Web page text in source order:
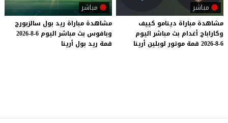
مباشر
مشاهدة مباراة دينامو كييف
وكاراباج أغدام بث مباشر اليوم
6-8-2026
قمة موتور لوبلين أرينا
مباشر
مشاهدة مباراة ريد بول سالزبورج
وبافوس بث مباشر اليوم 6-8-2026
قمة ريد بول أرينا